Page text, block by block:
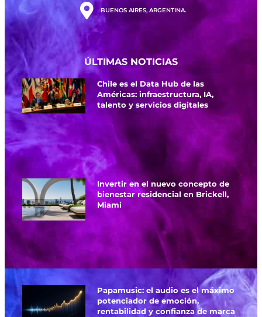
BUENOS AIRES, ARGENTINA.
ÚLTIMAS NOTICIAS
Chile es el Data Hub de las
Américas: infraestructura, IA,
talento y servicios digitales
Invertir en el nuevo concepto de
bienestar residencial en Brickell,
Miami
Papamusic: el audio es el máximo
potenciador de emoción,
rentabilidad y confianza de marca